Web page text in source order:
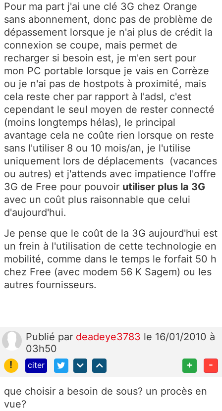
Pour ma part j'ai une clé 3G chez Orange
sans abonnement, donc pas de problème de
dépassement lorsque je n'ai plus de crédit la
connexion se coupe, mais permet de
recharger si besoin est, je m'en sert pour
mon PC portable lorsque je vais en Corrèze
ou je n'ai pas de hostpots à proximité, mais
cela reste cher par rapport à l'adsl, c'est
cependant le seul moyen de rester connecté
(moins longtemps hélas), le principal
avantage cela ne coûte rien lorsque on reste
sans l'utiliser 8 ou 10 mois/an, je l'utilise
uniquement lors de déplacements (vacances
ou autres) et j'attends avec impatience l'offre
3G de Free pour pouvoir utiliser plus la 3G
avec un coût plus raisonnable que celui
d'aujourd'hui.
Je pense que le coût de la 3G aujourd'hui est
un frein à l'utilisation de cette technologie en
mobilité, comme dans le temps le forfait 50 h
chez Free (avec modem 56 K Sagem) ou les
autres fournisseurs.
Publié par deadeye3783 le 16/01/2010 à
03h50
!
citer + -
que choisir a besoin de sous? un procès en
vue?